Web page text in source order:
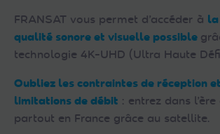
FRANSAT vous permet d’accéder à
qualité sonore et visuelle possible
technologie 4K-UHD (Ultra Haute
Oubliez les contraintes de réception
limitations de débit : entrez dans
partout en France grâce au satellite.